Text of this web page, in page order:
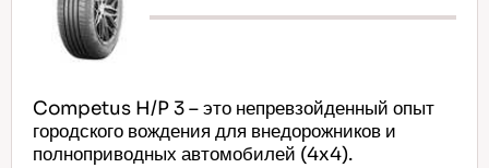
Подробнее
Competus H/P 3 – это непревзойденный опыт
городского вождения для внедорожников и
полноприводных автомобилей (4x4).